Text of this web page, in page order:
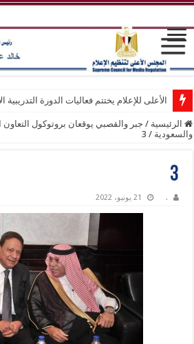
الأعلى للإعلام يختتم فعاليات الدورة التدريبية
الرئيسية / جبر والقصبي يوقعان بروتوكول التعاون
والسعودية /
3
3
. 21 يونيو، 2022